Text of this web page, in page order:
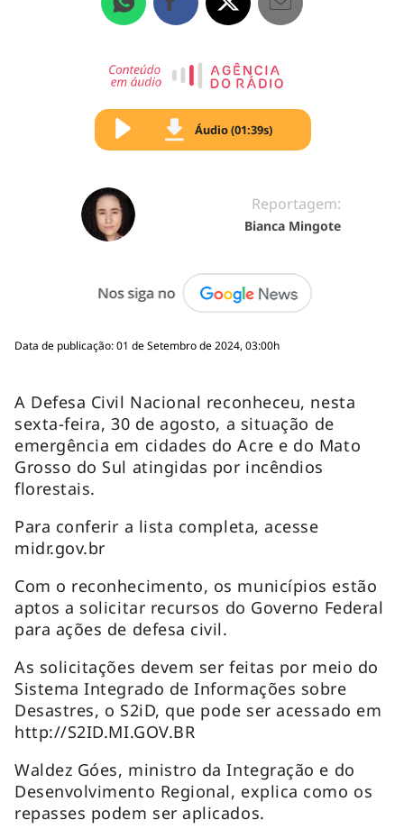
Áudio (01:39s)
Reportagem:
Bianca Mingote
Data de publicação: 01 de Setembro de 2024, 03:00h
A Defesa Civil Nacional reconheceu, nesta
sexta-feira, 30 de agosto, a situação de
emergência em cidades do Acre e do Mato
Grosso do Sul atingidas por incêndios
florestais.
Para conferir a lista completa, acesse
midr.gov.br
Com o reconhecimento, os municípios estão
aptos a solicitar recursos do Governo Federal
para ações de defesa civil.
As solicitações devem ser feitas por meio do
Sistema Integrado de Informações sobre
Desastres, o S2iD, que pode ser acessado em
http://S2ID.MI.GOV.BR
Waldez Góes, ministro da Integração e do
Desenvolvimento Regional, explica como os
repasses podem ser aplicados.